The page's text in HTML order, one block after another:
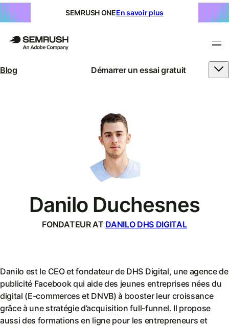
SEMRUSH ONEEn savoir plus
Blog Démarrer un essai gratuit
Danilo Duchesnes
FONDATEUR AT DANILO DHS DIGITAL
Danilo est le CEO et fondateur de DHS Digital, une agence de
publicité Facebook qui aide des jeunes entreprises nées du
digital (E-commerces et DNVB) à booster leur croissance
grâce à une stratégie d’acquisition full-funnel. Il propose
aussi des formations en ligne pour les entrepreneurs et